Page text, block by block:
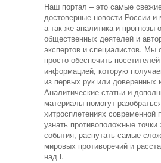
Наш портал – это самые
достоверные новости России и
а так же аналитика и прогнозы
общественных деятелей и
экспертов и специалистов. Мы
просто обеспечить
информацией, которую
из первых рук или доверенных
Аналитические статьи и
материалы помогут
хитросплетениях современной
узнать противоположные точки
события, распутать самые
мировых противоречий и
над i.